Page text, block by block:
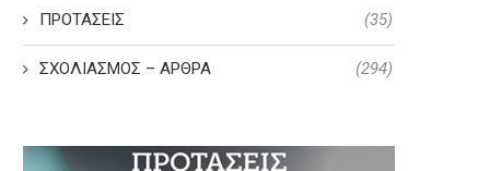
ΠΡΟΤΑΣΕΙΣ (35)
ΣΧΟΛΙΑΣΜΟΣ – ΑΡΘΡΑ (294)